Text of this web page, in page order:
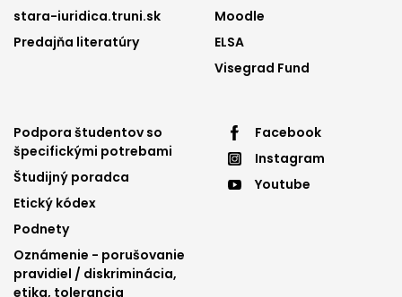
stara-iuridica.truni.sk
Predajňa literatúry
Moodle
ELSA
Visegrad Fund
Footer
menu
3
Podpora študentov so
špecifickými potrebami
Študijný poradca
Etický kódex
Podnety
Oznámenie - porušovanie
pravidiel / diskriminácia,
etika, tolerancia
Footer
menu
Facebook
Instagram
Youtube